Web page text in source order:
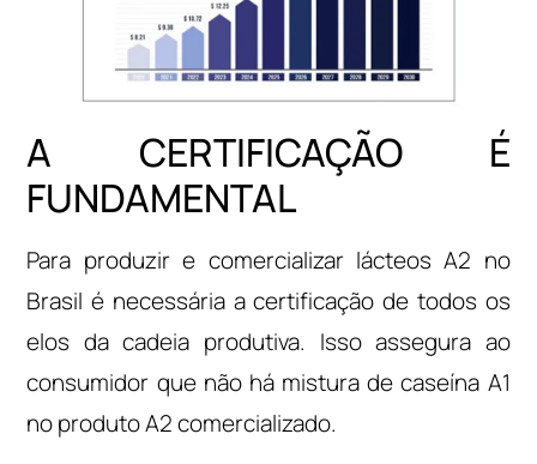
A CERTIFICAÇÃO É
FUNDAMENTAL
Para produzir e comercializar lácteos A2 no
Brasil é necessária a certificação de todos os
elos da cadeia produtiva. Isso assegura ao
consumidor que não há mistura de caseína A1
no produto A2 comercializado.